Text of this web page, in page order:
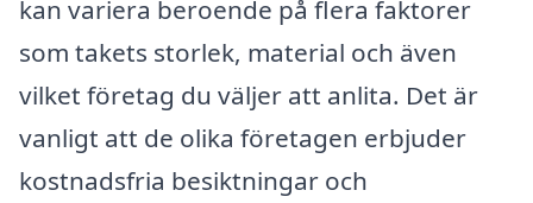
kan variera beroende på flera faktorer
som takets storlek, material och även
vilket företag du väljer att anlita. Det är
vanligt att de olika företagen erbjuder
kostnadsfria besiktningar och